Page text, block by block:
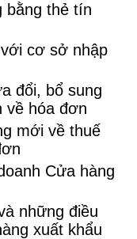
bằng thẻ tín
cơ sở nhập
đổi, bổ sung
về hóa đơn
mới về thuế
Cửa hàng
những điều
xuất khẩu